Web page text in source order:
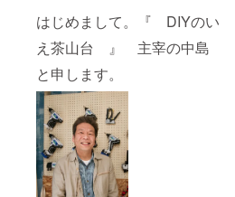
はじめまして。『 DIYのい
え茶山台 』 主宰の中島
と申します。